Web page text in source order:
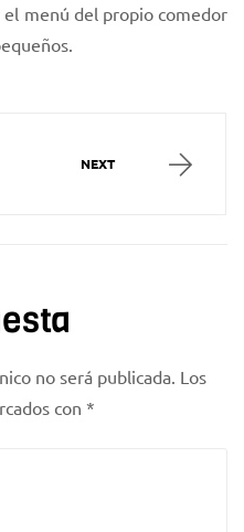
menú del propio comedor
NEXT
no será publicada. Los
con *